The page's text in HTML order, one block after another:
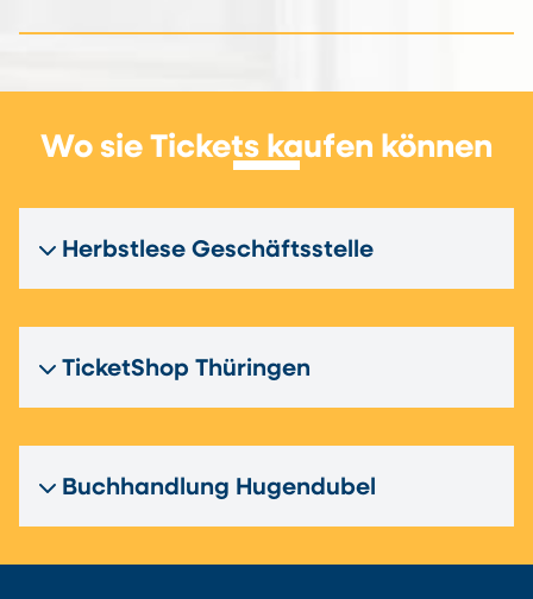
Wo sie Tickets kaufen können
Herbstlese Geschäftsstelle
TicketShop Thüringen
Buchhandlung Hugendubel